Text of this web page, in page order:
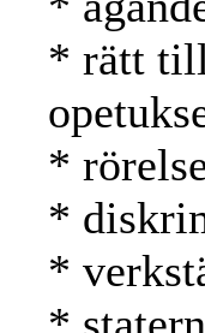
* rätt
*
*
*